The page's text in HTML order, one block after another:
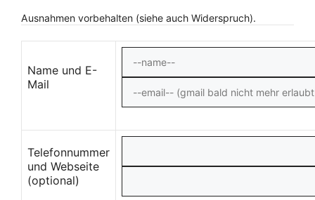
Ausnahmen vorbehalten (siehe auch Widerspruch).
Name und E-
Mail
Telefonnummer
und Webseite
(optional)